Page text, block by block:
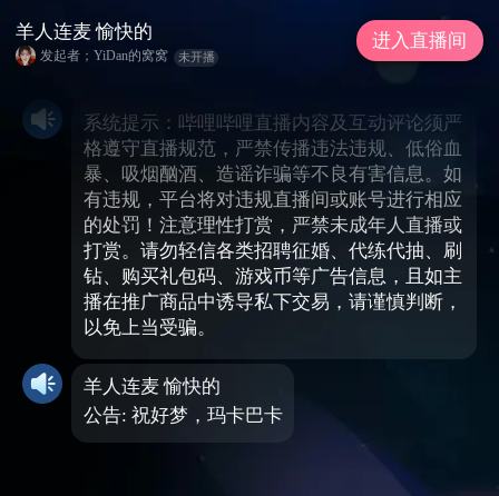
系统提示：哔哩哔哩直播内容及互动评论须严
格遵守直播规范，严禁传播违法违规、低俗血
暴、吸烟酗酒、造谣诈骗等不良有害信息。如
有违规，平台将对违规直播间或账号进行相应
的处罚！注意理性打赏，严禁未成年人直播或
打赏。请勿轻信各类招聘征婚、代练代抽、刷
钻、购买礼包码、游戏币等广告信息，且如主
播在推广商品中诱导私下交易，请谨慎判断，
以免上当受骗。
羊人连麦 愉快的
公告: 祝好梦，玛卡巴卡
羊人连麦 愉快的
发起者；YiDan的窝窝 未开播
进入直播间